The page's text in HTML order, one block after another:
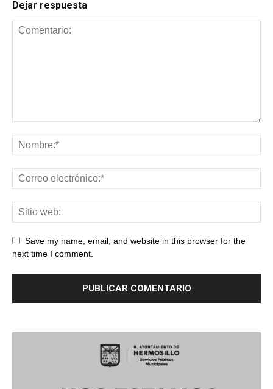
Dejar respuesta
Save my name, email, and website in this browser for the
next time I comment.